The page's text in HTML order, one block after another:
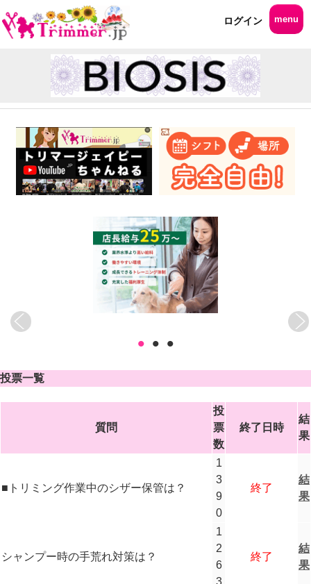
ログイン menu
• • •
投票一覧
質問
投
票
数
終了日時
結
果
■トリミング作業中のシザー保管は？
1
3
9
0
終了
結
果
シャンプー時の手荒れ対策は？
1
2
6
終了
結
果